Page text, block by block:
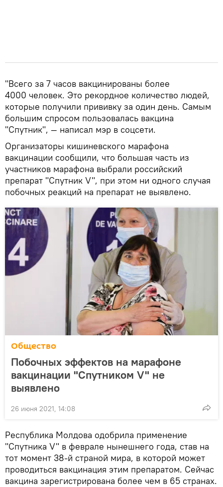
"Всего за 7 часов вакцинированы более
4000 человек. Это рекордное количество людей,
которые получили прививку за один день. Самым
большим спросом пользовалась вакцина
"Спутник", — написал мэр в соцсети.
Организаторы кишиневского марафона
вакцинации сообщили, что большая часть из
участников марафона выбрали российский
препарат "Спутник V", при этом ни одного случая
побочных реакций на препарат не выявлено.
Общество
Побочных эффектов на марафоне
вакцинации "Спутником V" не
выявлено
26 июня 2021, 14:08
Республика Молдова одобрила применение
"Спутника V" в феврале нынешнего года, став на
тот момент 38-й страной мира, в которой может
проводиться вакцинация этим препаратом. Сейчас
вакцина зарегистрирована более чем в 65 странах.